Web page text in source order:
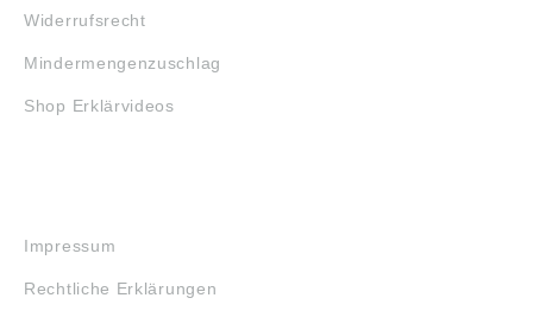
Widerrufsrecht
Mindermengenzuschlag
Shop Erklärvideos
Impressum
Rechtliche Erklärungen